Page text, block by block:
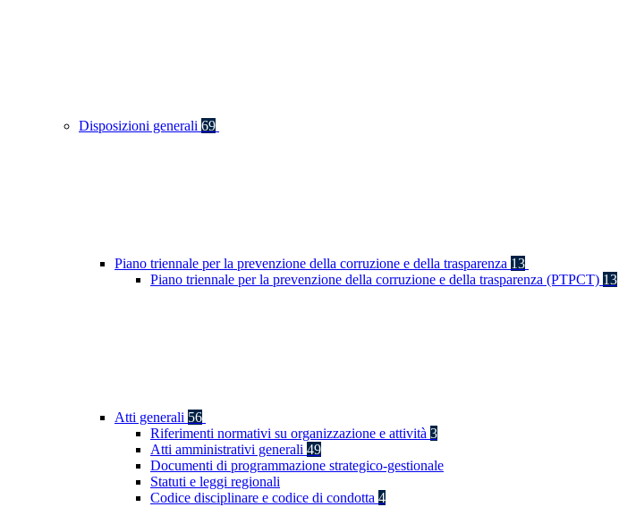
Disposizioni generali 69
Piano triennale per la prevenzione della corruzione e della trasparenza 13
Piano triennale per la prevenzione della corruzione e della trasparenza (PTPCT) 13
Atti generali 56
Riferimenti normativi su organizzazione e attività 3
Atti amministrativi generali 49
Documenti di programmazione strategico-gestionale
Statuti e leggi regionali
Codice disciplinare e codice di condotta 4